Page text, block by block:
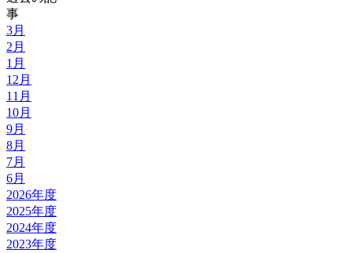
事
3月
2月
1月
12月
11月
10月
9月
8月
7月
6月
2026年度
2025年度
2024年度
2023年度